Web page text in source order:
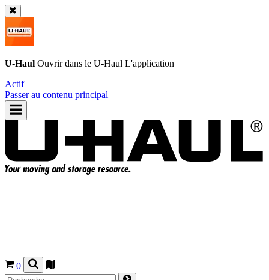
U-Haul Ouvrir dans le U-Haul L'application
Actif
Passer au contenu principal
0